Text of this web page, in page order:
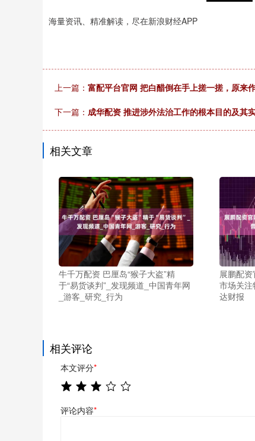
海量资讯、精准解读，尽在新浪财经APP
上一篇： 富配平台官网 把白醋倒在手上搓一搓，原来
下一篇： 成华配资 推进涉外法治工作的根本目的及其
相关文章
牛千万配资 巴厘岛“猴子大盗”精
于“易货谈判”_发现频道_中国青年网
_游客_研究_行为
展鹏配
市场关
达财报
相关评论
本文评分*
评论内容*